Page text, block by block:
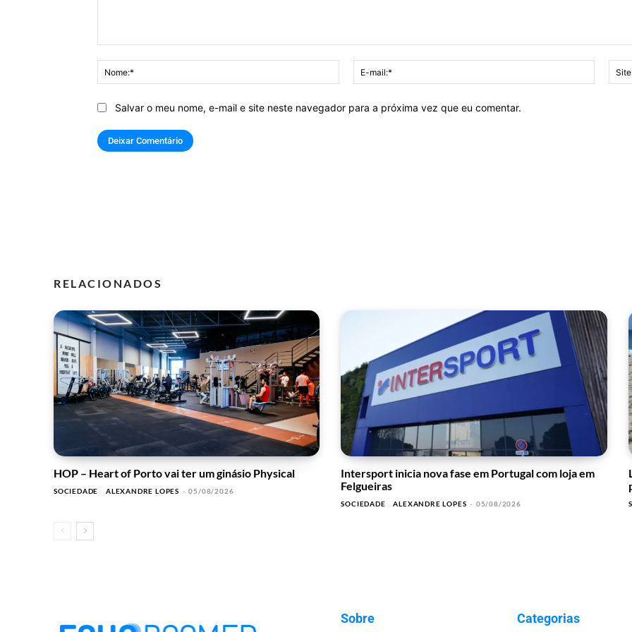
Nome:*
mail:*
Salvar o meu nome, e-mail e site neste navegador para a próxima vez que eu comentar.
RELACIONADOS
HOP – Heart of Porto vai ter um ginásio Physical
SOCIEDADE ALEXANDRE LOPES - 05/08/2026
Intersport inicia nova fase em Portugal com loja em
Felgueiras
SOCIEDADE ALEXANDRE LOPES - 05/08/2026
Sobre Categorias